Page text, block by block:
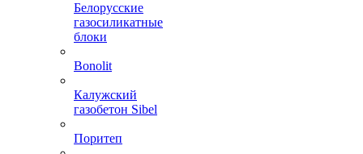
Белорусские
газосиликатные
блоки
Bonolit
Калужский
газобетон Sibel
Поритеп